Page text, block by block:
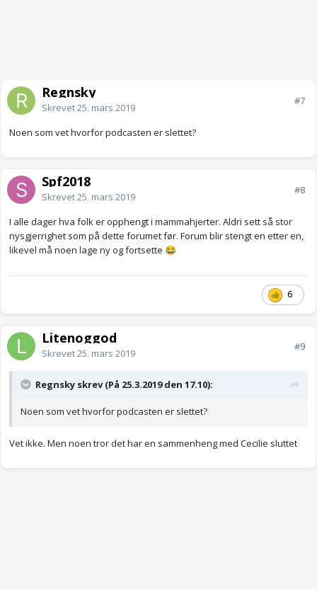
Regnsky
Skrevet25. mars 2019
#7
Noen som vet hvorfor podcasten er slettet?
Spf2018
Skrevet25. mars 2019
#8
I alle dager hva folk er opphengt i mammahjerter. Aldri sett så stor
nysgjerrighet som på dette forumet før. Forum blir stengt en etter en,
likevel må noen lage ny og fortsette 😂
6
Litenoggod
Skrevet25. mars 2019
#9
Regnsky skrev (På 25.3.2019 den 17.10):
Noen som vet hvorfor podcasten er slettet?
Vet ikke. Men noen tror det har en sammenheng med Cecilie sluttet